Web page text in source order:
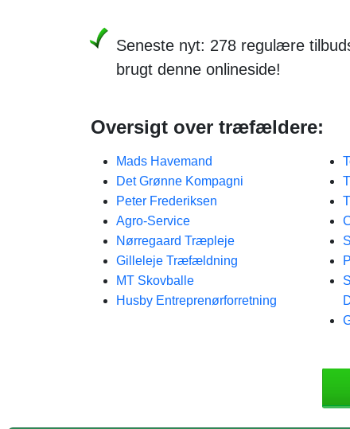
Seneste nyt: 278 regulære
brugt denne onlineside!
Oversigt over træfældere:
Mads Havemand
Det Grønne Kompagni
Peter Frederiksen
Agro-Service
Nørregaard Træpleje
Gilleleje Træfældning
MT Skovballe
Husby Entreprenørforretning